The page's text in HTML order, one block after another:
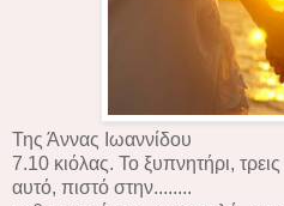
Της Άννας Ιωαννίδου
7.10 κιόλας. To ξυπνητήρι,
αυτό, πιστό στην........